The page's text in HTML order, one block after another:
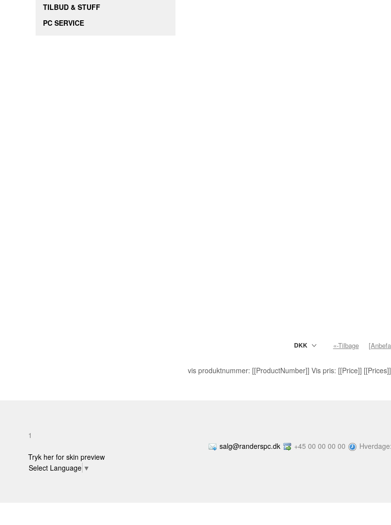
TILBUD & STUFF
PC SERVICE
«-Tilbage
vis produktnummer: [[ProductNumber]] Vis pris: [[Price]] [[Prices]]
1
salg@randerspc.dk
+45 00 00 00 00
Tryk her for skin preview
Select Language ▼